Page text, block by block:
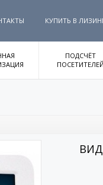
КУПИТЬ В
ПОДСЧЁТ
ПОСЕТИТЕЛЕЙ